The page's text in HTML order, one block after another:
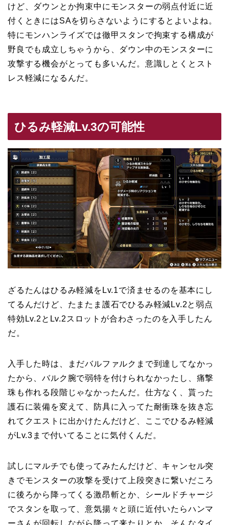
けど、ダウンとか拘束中にモンスターの弱点付近に近
付くときにはSAを切らさないようにするとよいよね。
特にモンハンライズでは徹甲スタンで拘束する構成が
野良でも成立しちゃうから、ダウン中のモンスターに
攻撃する機会がとっても多いんだ。意識しとくとスト
レス軽減になるんだ。
ひるみ軽減Lv.3の可能性
ざるたんはひるみ軽減をLv.1で済ませるのを基本にし
てるんだけど、たまたま護石でひるみ軽減Lv.2と弱点
特効Lv.2とLv.2スロットが合わさったのを入手したん
だ。
入手した時は、まだバルファルクまで到達してなかっ
たから、バルク腕で弱特を付けられなかったし、痛撃
珠も作れる段階じゃなかったんだ。仕方なく、貰った
護石に装備を変えて、防具に入ってた耐衝珠を抜き忘
れてクエストに出かけたんだけど、ここでひるみ軽減
がLv.3まで付いてることに気付くんだ。
試しにマルチでも使ってみたんだけど、キャンセル突
きでモンスターの攻撃を受けて上段突きに繋いだころ
に後ろから降ってくる激昂斬とか、シールドチャージ
でスタンを取って、意気揚々と頭に近付いたらハンマ